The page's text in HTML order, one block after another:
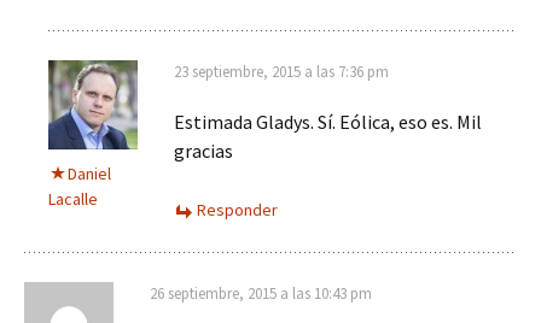
Daniel
Lacalle
23 septiembre, 2015 a las 7:36 pm
Estimada Gladys. Sí. Eólica, eso es. Mil
gracias
Responder
26 septiembre, 2015 a las 10:43 pm